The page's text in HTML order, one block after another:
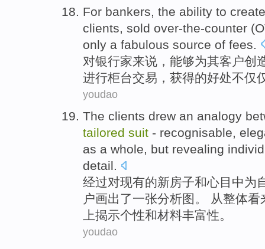
For bankers , the ability to create
clients , sold over-the-counter
only a fabulous source of fees
对银行家来说 ， 能够为其客户创
进行柜台交易，获得的好处不仅
youdao
The clients drew an analogy
tailored suit - recognisable,
as a whole, but revealing
detail.
经过对现有的新房子和心目中为
户画出了一张分析图 。 从整体看
上揭示个性和材料丰富性。
youdao